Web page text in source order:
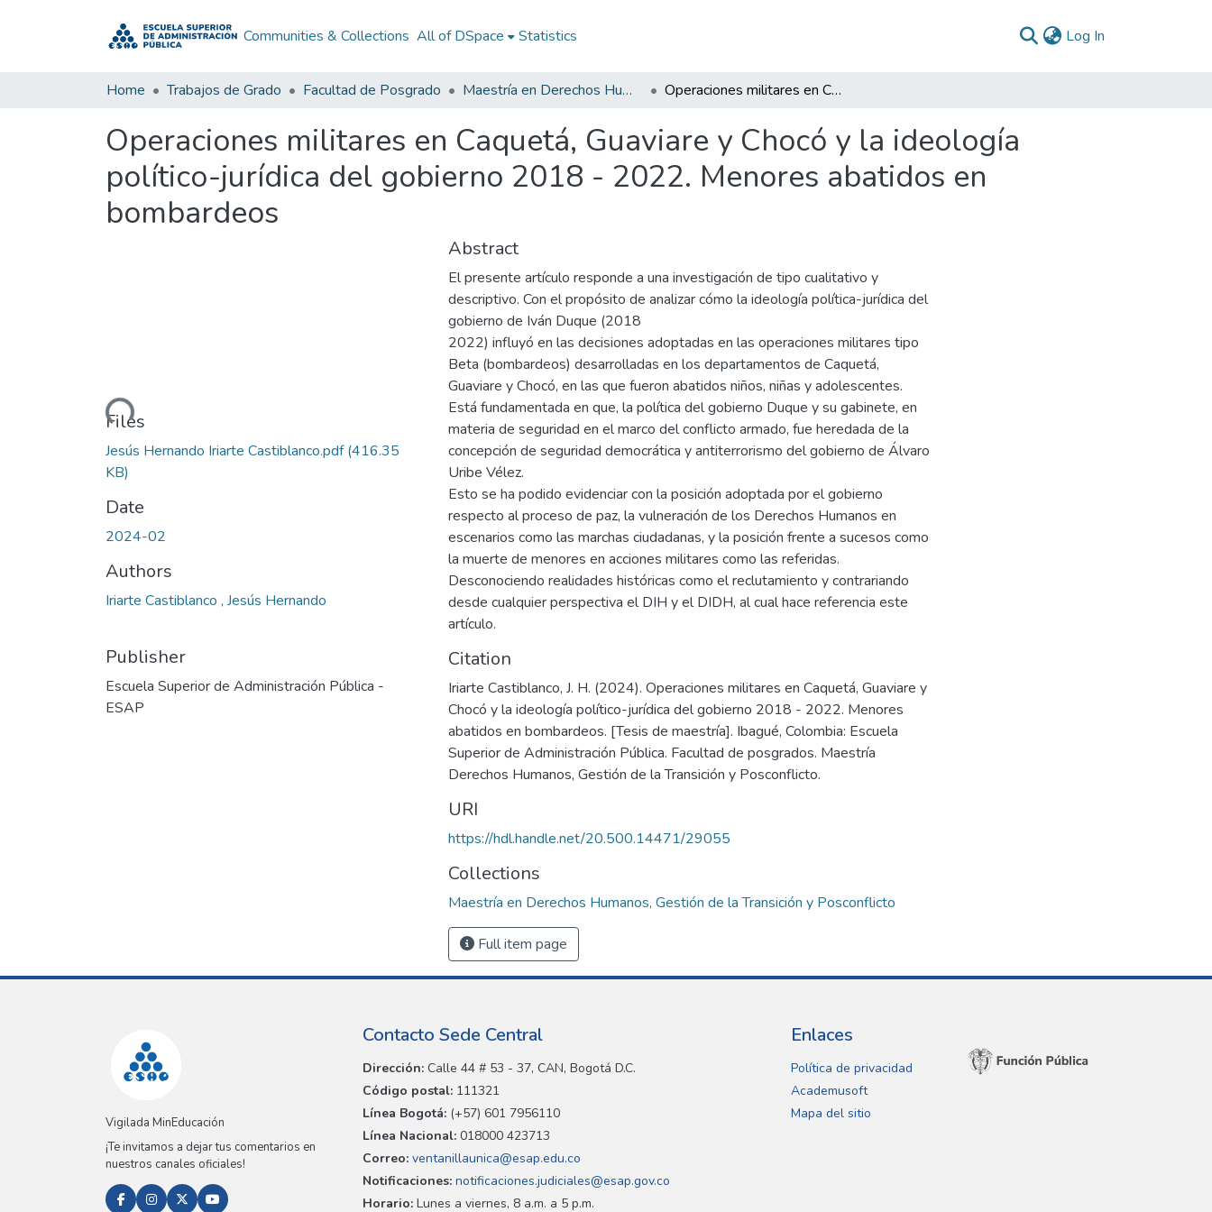
Communities & Collections All of DSpace Statistics Log In
Home Trabajos de Grado Facultad de Posgrado Maestría en Derechos Humanos, Gestión de la Transición y Posconflicto Operaciones militares en Caquetá, Guaviare y Chocó y la ideología político-jurídica del gobierno 2018 - 2022. Menores abatidos en bombardeos
Operaciones militares en Caquetá, Guaviare y Chocó y la ideología
político-jurídica del gobierno 2018 - 2022. Menores abatidos en
bombardeos
Loading...
Files
Jesús Hernando Iriarte Castiblanco.pdf(416.35
KB)
Date
2024-02
Authors
Iriarte Castiblanco , Jesús Hernando
Publisher
Escuela Superior de Administración Pública -
ESAP
Abstract
El presente artículo responde a una investigación de tipo cualitativo y
descriptivo. Con el propósito de analizar cómo la ideología política-jurídica del
gobierno de Iván Duque (2018
2022) influyó en las decisiones adoptadas en las operaciones militares tipo
Beta (bombardeos) desarrolladas en los departamentos de Caquetá,
Guaviare y Chocó, en las que fueron abatidos niños, niñas y adolescentes.
Está fundamentada en que, la política del gobierno Duque y su gabinete, en
materia de seguridad en el marco del conflicto armado, fue heredada de la
concepción de seguridad democrática y antiterrorismo del gobierno de Álvaro
Uribe Vélez.
Esto se ha podido evidenciar con la posición adoptada por el gobierno
respecto al proceso de paz, la vulneración de los Derechos Humanos en
escenarios como las marchas ciudadanas, y la posición frente a sucesos como
la muerte de menores en acciones militares como las referidas.
Desconociendo realidades históricas como el reclutamiento y contrariando
desde cualquier perspectiva el DIH y el DIDH, al cual hace referencia este
artículo.
Citation
Iriarte Castiblanco, J. H. (2024). Operaciones militares en Caquetá, Guaviare y
Chocó y la ideología político-jurídica del gobierno 2018 - 2022. Menores
abatidos en bombardeos. [Tesis de maestría]. Ibagué, Colombia: Escuela
Superior de Administración Pública. Facultad de posgrados. Maestría
Derechos Humanos, Gestión de la Transición y Posconflicto.
URI
https://hdl.handle.net/20.500.14471/29055
Collections
Maestría en Derechos Humanos, Gestión de la Transición y Posconflicto
Full item page
Vigilada MinEducación
¡Te invitamos a dejar tus comentarios en
nuestros canales oficiales!
Contacto Sede Central
Dirección: Calle 44 # 53 - 37, CAN, Bogotá D.C.
Código postal: 111321
Línea Bogotá: (+57) 601 7956110
Línea Nacional: 018000 423713
Correo: ventanillaunica@esap.edu.co
Notificaciones: notificaciones.judiciales@esap.gov.co
Horario: Lunes a viernes, 8 a.m. a 5 p.m.
Enlaces
Política de privacidad
Academusoft
Mapa del sitio